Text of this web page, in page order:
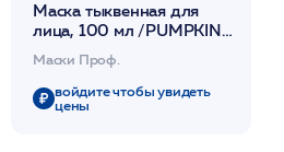
Маска тыквенная для
лица, 100 мл /PUMPKIN
Маски Проф.
войдите чтобы увидеть
цены